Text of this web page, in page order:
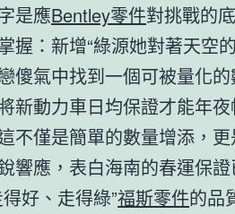
是應Bentley零件對挑戰的
握：新增“綠源她對著天空
傻氣中找到一個可被量化
新動力車日均保證才能年
不僅是簡單的數量增添，
響應，表白海南的春運保
好、走得綠”福斯零件的品